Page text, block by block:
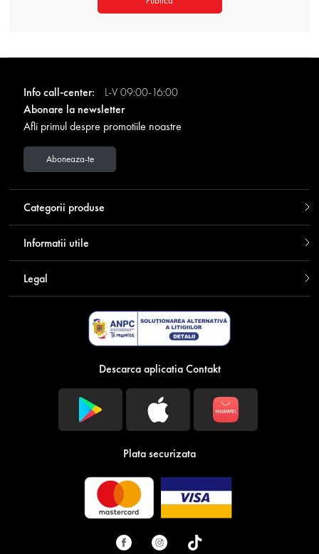
Info call-center:
L-V 09:00-16:00
Abonare la newsletter
Afli primul despre promotiile noastre
Aboneaza-te
Categorii produse
Informatii utile
Legal
Descarca aplicatia Contakt
Plata securizata